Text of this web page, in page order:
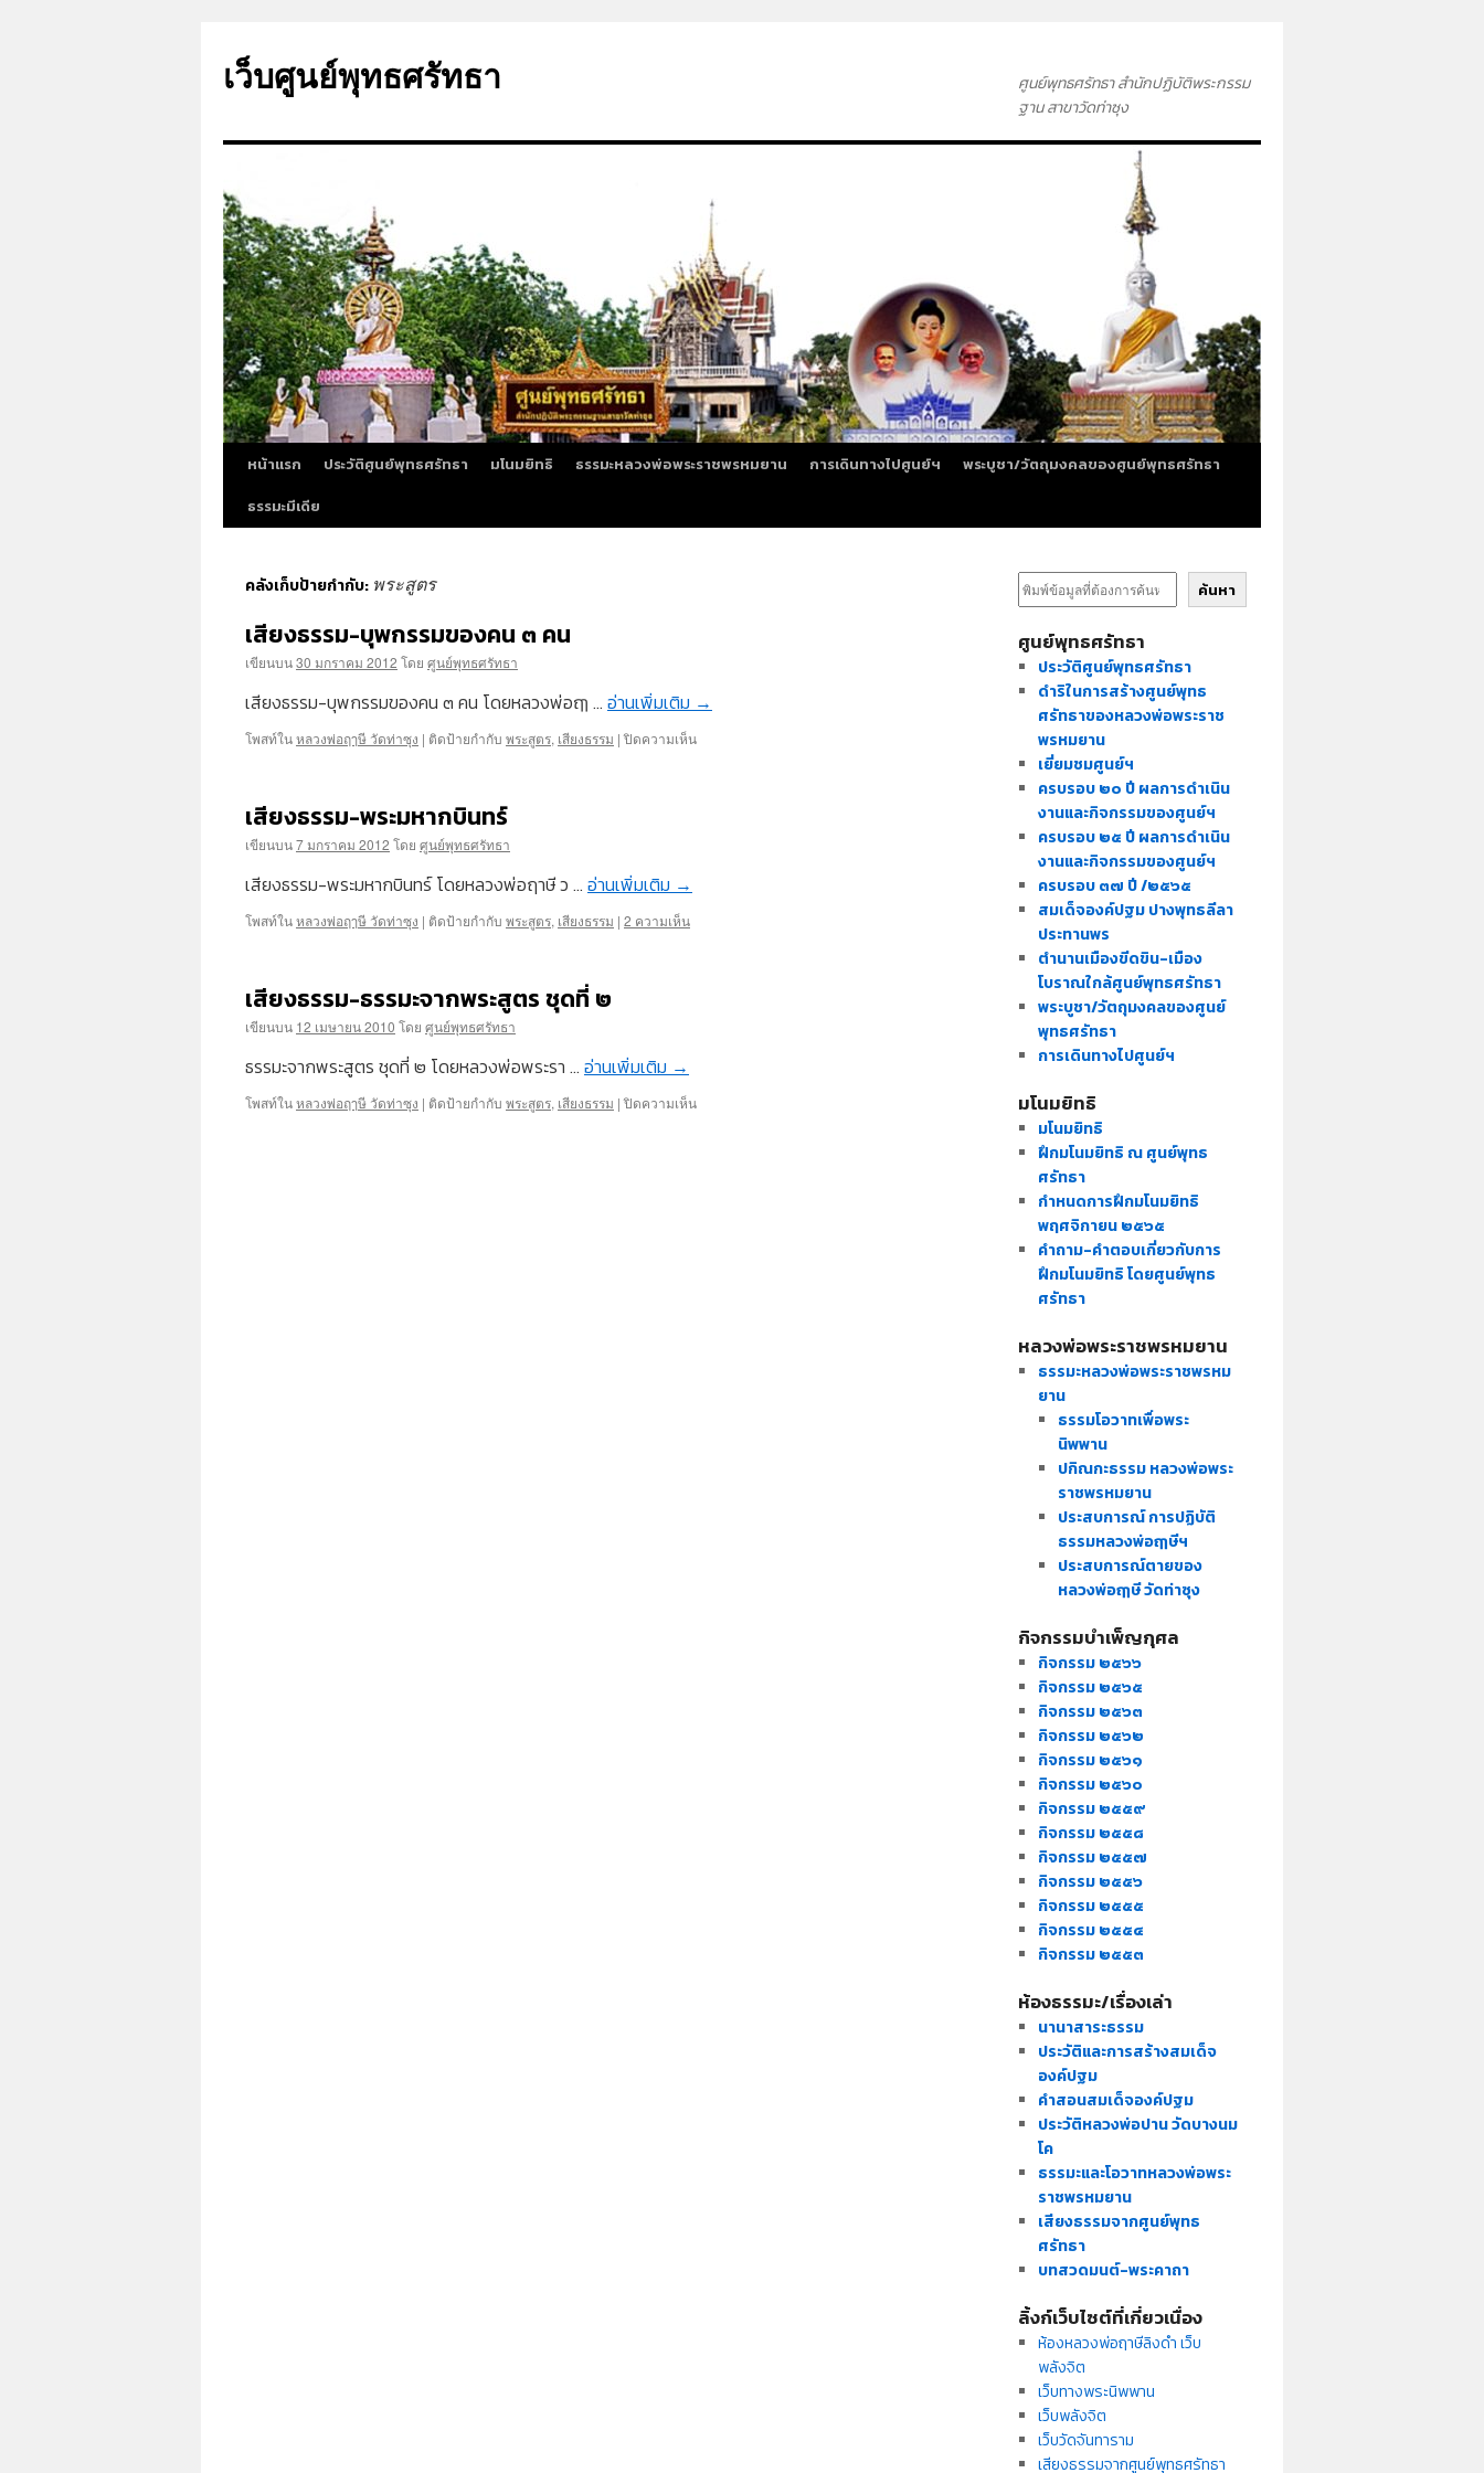
ยัง
เว็บศูนย์พุทธศรัทธา
ศูนย์พุทธศรัทธา สำนักปฏิบัติพระกรรม
ฐาน สาขาวัดท่าซุง
หน้าแรก ประวัติศูนย์พุทธศรัทธา มโนมยิทธิ ธรรมะหลวงพ่อพระราชพรหมยาน การเดินทางไปศูนย์ฯ
พระบูชา/วัตถุมงคลของศูนย์พุทธศรัทธา
ธรรมะมีเดีย
คลังเก็บป้ายกำกับ: พระสูตร
เสียงธรรม-บุพกรรมของคน ๓ คน
เขียนบน30 มกราคม 2012 โดย ศูนย์พุทธศรัทธา
เสียงธรรม-บุพกรรมของคน ๓ คน โดยหลวงพ่อฤๅ … อ่านเพิ่มเติม →
โพสท์ในหลวงพ่อฤๅษี วัดท่าซุง | ติดป้ายกำกับ พระสูตร, เสียงธรรม | ปิดความเห็นบน
เสียงธรรม-พระมหากบินทร์
เขียนบน7 มกราคม 2012 โดย ศูนย์พุทธศรัทธา
เสียงธรรม-พระมหากบินทร์ โดยหลวงพ่อฤาษี ว … อ่านเพิ่มเติม →
โพสท์ในหลวงพ่อฤๅษี วัดท่าซุง | ติดป้ายกำกับ พระสูตร, เสียงธรรม | 2 ความเห็น
เสียงธรรม-ธรรมะจากพระสูตร ชุดที่ ๒
เขียนบน 12 เมษายน 2010 โดย ศูนย์พุทธศรัทธา
ธรรมะจากพระสูตร ชุดที่ ๒ โดยหลวงพ่อพระรา … อ่านเพิ่มเติม →
โพสท์ในหลวงพ่อฤๅษี วัดท่าซุง | ติดป้ายกำกับ พระสูตร, เสียงธรรม | ปิดความเห็นบน
ค้นหา
ศูนย์พุทธศรัทธา
ประวัติศูนย์พุทธศรัทธา
ดำริในการสร้างศูนย์พุทธ
ศรัทธาของหลวงพ่อพระราช
พรหมยาน
เยี่ยมชมศูนย์ฯ
ครบรอบ ๒๐ ปี ผลการดำเนิน
งานและกิจกรรมของศูนย์ฯ
ครบรอบ ๒๕ ปี ผลการดำเนิน
งานและกิจกรรมของศูนย์ฯ
ครบรอบ ๓๗ ปี /๒๕๖๕
สมเด็จองค์ปฐม ปางพุทธลีลา
ประทานพร
ตำนานเมืองขีดขิน-เมือง
โบราณใกล้ศูนย์พุทธศรัทธา
พระบูชา/วัตถุมงคลของศูนย์
พุทธศรัทธา
การเดินทางไปศูนย์ฯ
มโนมยิทธิ
มโนมยิทธิ
ฝึกมโนมยิทธิ ณ ศูนย์พุทธ
ศรัทธา
กำหนดการฝึกมโนมยิทธิ
พฤศจิกายน ๒๕๖๕
คำถาม-คำตอบเกี่ยวกับการ
ฝึกมโนมยิทธิ โดยศูนย์พุทธ
ศรัทธา
หลวงพ่อพระราชพรหมยาน
ธรรมะหลวงพ่อพระราชพรหม
ยาน
ธรรมโอวาทเพื่อพระ
นิพพาน
ปกิณกะธรรม หลวงพ่อพระ
ราชพรหมยาน
ประสบการณ์ การปฏิบัติ
ธรรมหลวงพ่อฤๅษีฯ
ประสบการณ์ตายของ
หลวงพ่อฤๅษี วัดท่าซุง
กิจกรรมบำเพ็ญกุศล
กิจกรรม ๒๕๖๖
กิจกรรม ๒๕๖๕
กิจกรรม ๒๕๖๓
กิจกรรม ๒๕๖๒
กิจกรรม ๒๕๖๑
กิจกรรม ๒๕๖๐
กิจกรรม ๒๕๕๙
กิจกรรม ๒๕๕๘
กิจกรรม ๒๕๕๗
กิจกรรม ๒๕๕๖
กิจกรรม ๒๕๕๕
กิจกรรม ๒๕๕๔
กิจกรรม ๒๕๕๓
ห้องธรรมะ/เรื่องเล่า
นานาสาระธรรม
ประวัติและการสร้างสมเด็จ
องค์ปฐม
คำสอนสมเด็จองค์ปฐม
ประวัติหลวงพ่อปาน วัดบางนม
โค
ธรรมะและโอวาทหลวงพ่อพระ
ราชพรหมยาน
เสียงธรรมจากศูนย์พุทธ
ศรัทธา
บทสวดมนต์-พระคาถา
ลิ้งก์เว็บไซต์ที่เกี่ยวเนื่อง
ห้องหลวงพ่อฤาษีลิงดำ เว็บ
พลังจิต
เว็บทางพระนิพพาน
เว็บพลังจิต
เว็บวัดจันทาราม
เสียงธรรมจากศูนย์พุทธศรัทธา